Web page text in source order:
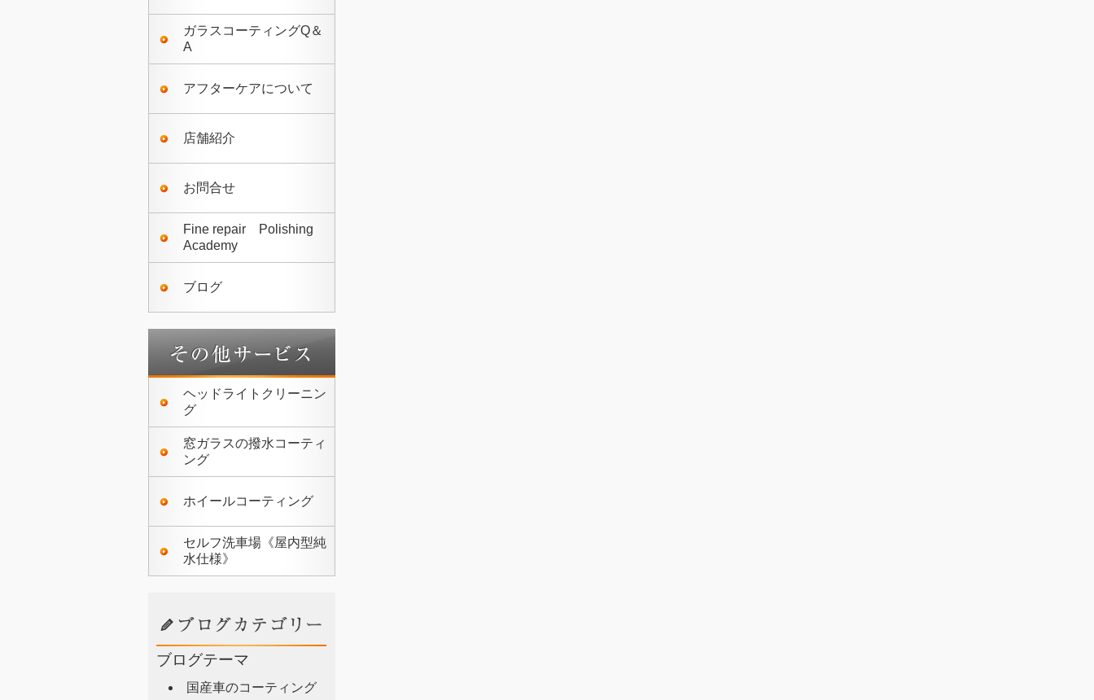
ガラスコーティングQ＆
A
アフターケアについて
店舗紹介
お問合せ
Fine repair Polishing
Academy
ブログ
ヘッドライトクリーニン
グ
窓ガラスの撥水コーティ
ング
ホイールコーティング
セルフ洗車場《屋内型純
水仕様》
ブログテーマ
国産車のコーティング